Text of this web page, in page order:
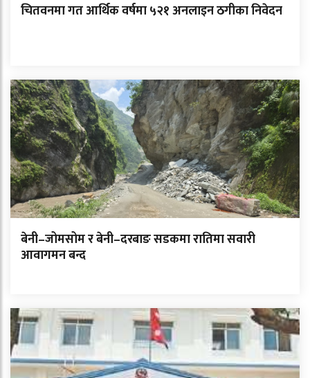
चितवनमा गत आर्थिक वर्षमा ५२१ अनलाइन ठगीका निवेदन
बेनी–जोमसोम र बेनी–दरबाङ सडकमा रातिमा सवारी
आवागमन बन्द